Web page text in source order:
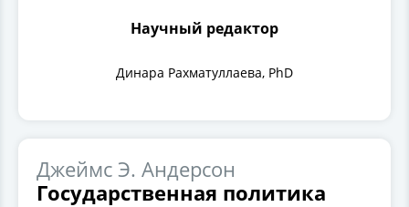
Научный редактор
Динара Рахматуллаева, PhD
Джеймс Э. Андерсон
Государственная политика